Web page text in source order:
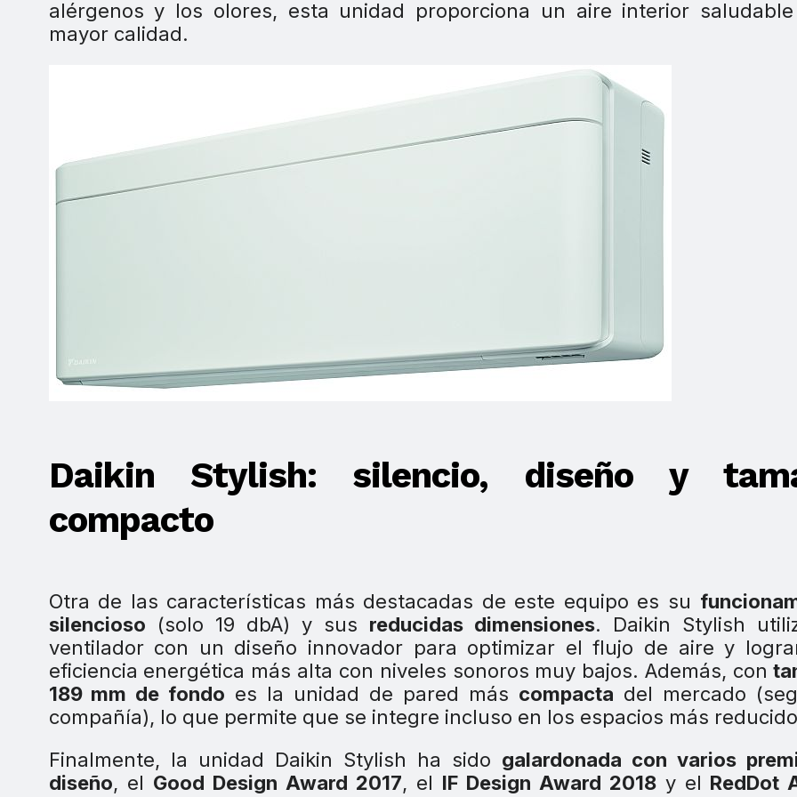
alérgenos y los olores, esta unidad proporciona un aire interior
mayor calidad.
Daikin Stylish: silencio, diseño y
compacto
Otra de las características más destacadas de este equipo es su
silencioso (solo 19 dbA) y sus reducidas dimensiones. Daikin Stylish
ventilador con un diseño innovador para optimizar el flujo de aire y
eficiencia energética más alta con niveles sonoros muy bajos. Además, con
189 mm de fondo es la unidad de pared más compacta del mercado
compañía), lo que permite que se integre incluso en los espacios más
Finalmente, la unidad Daikin Stylish ha sido galardonada con varios
diseño, el Good Design Award 2017, el IF Design Award 2018y el RedDot